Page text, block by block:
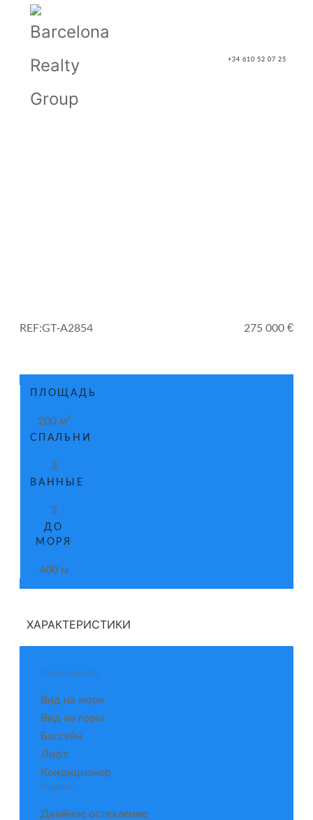
+34 610 52 07 25
REF:GT-A2854 275 000 €
ПЛОЩАДЬ
200 м²
СПАЛЬНИ
3
ВАННЫЕ
2
ДО
МОРЯ
400 м
ХАРАКТЕРИСТИКИ
Преимущества
Вид на море
Вид на горы
Бассейн
Лифт
Кондиционер
Отделка
Двойное остекление